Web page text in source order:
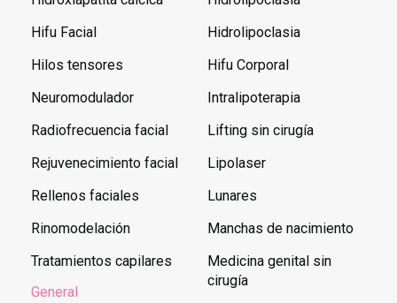
Hifu Facial
Hilos tensores
Neuromodulador
Radiofrecuencia facial
Rejuvenecimiento facial
Rellenos faciales
Rinomodelación
Tratamientos capilares
General
Hidrolipoclasia
Hifu Corporal
Intralipoterapia
Lifting sin cirugía
Lipolaser
Lunares
Manchas de nacimiento
Medicina genital sin
cirugía